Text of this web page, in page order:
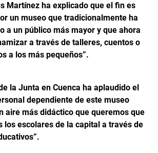
Martínez ha explicado que el fin es
un museo que tradicionalmente ha
a un público más mayor y que ahora
a través de talleres, cuentos o
a los más pequeños”.
la Junta en Cuenca ha aplaudido el
dependiente de este museo
aire más didáctico que queremos que
los escolares de la capital a través de